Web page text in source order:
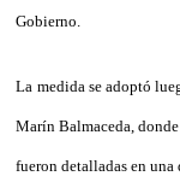
Gobierno.
La medida se adoptó
Marín Balmaceda,
fueron detalladas en